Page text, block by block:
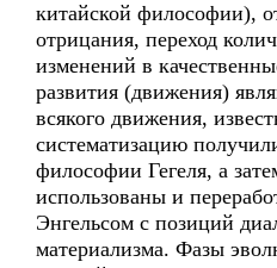
китайской философии),
отрицания, переход
изменений в
развития (движения)
всякого движения,
систематизацию
философии Гегеля, а
использованы и
Энгельсом с позиций
материализма. Фазы